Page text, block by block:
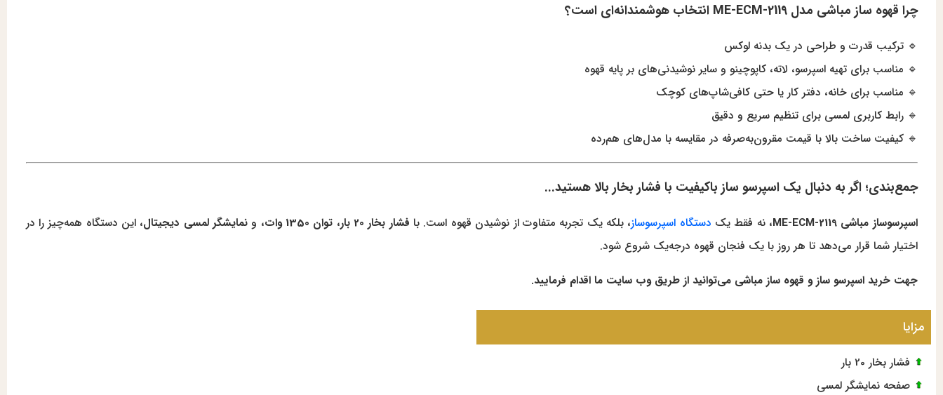
چرا قهوه ساز مباشی مدل ME-ECM-2119 انتخاب هوشمندانه‌ای است؟
🔹 ترکیب قدرت و طراحی در یک بدنه لوکس
🔹 مناسب برای تهیه اسپرسو، لاته، کاپوچینو و سایر نوشیدنی‌های بر پایه قهوه
🔹 مناسب برای خانه، دفتر کار یا حتی کافی‌شاپ‌های کوچک
🔹 رابط کاربری لمسی برای تنظیم سریع و دقیق
🔹 کیفیت ساخت بالا با قیمت مقرون‌به‌صرفه در مقایسه با مدل‌های هم‌رده
جمع‌بندی؛ اگر به دنبال یک اسپرسو ساز باکیفیت با فشار بخار بالا هستید...
اسپرسوساز مباشی ME-ECM-2119 ، نه فقط یک دستگاه اسپرسوساز، بلکه یک تجربه متفاوت از نوشیدن قهوه است. با فشار بخار 20 بار ، توان 1350 وات ، ونمایشگر لمسی دیجیتال، این دستگاه همه‌چیز را در
اختیار شما قرار می‌دهد تا هر روز با یک فنجان قهوه درجه‌یک شروع شود.
جهت خرید اسپرسو ساز و قهوه ساز مباشی می‌توانید از طریق وب سایت ما اقدام فرمایید.
مزایا
فشار بخار 20 بار
صفحه نمایشگر لمسی